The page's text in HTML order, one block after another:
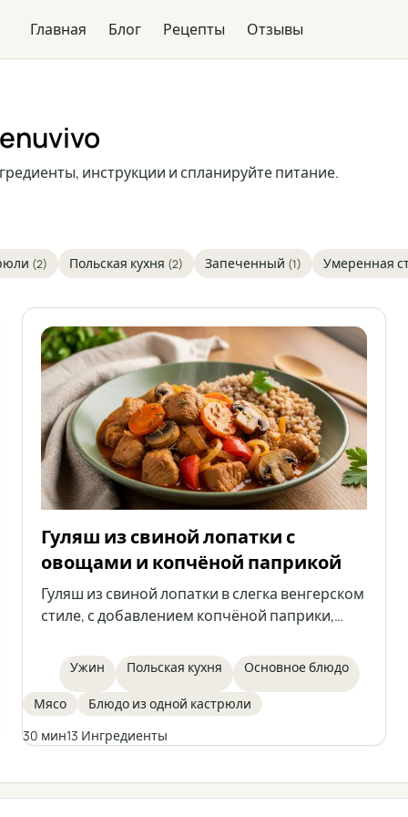
Главная Блог Рецепты Отзывы
инструкции и спланируйте питание.
(2) Польская кухня (2) Запеченный (1) Умеренная
Гуляш из свиной лопатки с
овощами и копчёной паприкой
Гуляш из свиной лопатки в слегка венгерском
стиле, с добавлением копчёной паприки,
Блюдо, полное ароматов, идеально подходит
для быстрого и сытного обеда. Отлично
сочетается с кашей, картофелем или
Ужин Польская кухня Основное блюдо
Мясо
Блюдо из одной кастрюли
30 мин13 Ингредиенты
← Все категории